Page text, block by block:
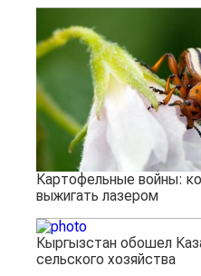
Картофельные войны:
выжигать лазером
Кыргызстан обошел
сельского хозяйства